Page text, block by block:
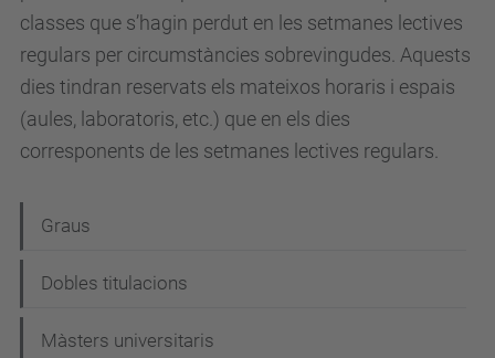
classes que s’hagin perdut en les setmanes lectives
regulars per circumstàncies sobrevingudes. Aquests
dies tindran reservats els mateixos horaris i espais
(aules, laboratoris, etc.) que en els dies
corresponents de les setmanes lectives regulars.
a
v
Graus
Dobles titulacions
Màsters universitaris